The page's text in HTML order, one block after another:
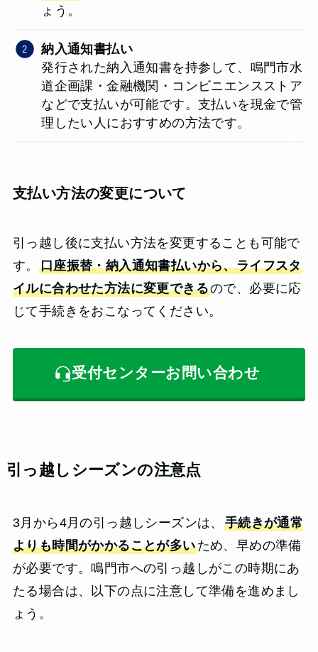
ょう。
納入通知書払い
発行された納入通知書を持参して、鳴門市水
道企画課・金融機関・コンビニエンスストア
などで支払いが可能です。支払いを現金で管
理したい人におすすめの方法です。
支払い方法の変更について
引っ越し後に支払い方法を変更することも可能で
す。 口座振替・納入通知書払いから、ライフスタ
イルに合わせた方法に変更できるので、必要に応
じて手続きをおこなってください。
受付センターお問い合わせ
引っ越しシーズンの注意点
3月から4月の引っ越しシーズンは、 手続きが通常
よりも時間がかかることが多いため、早めの準備
が必要です。鳴門市への引っ越しがこの時期にあ
たる場合は、以下の点に注意して準備を進めまし
ょう。